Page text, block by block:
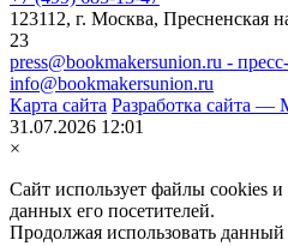
123112, г. Москва, Пресненская
23
press@bookmakersunion.ru -
info@bookmakersunion.ru
Карта сайта Разработка сайта —
31.07.2026 12:01
×
Сайт использует файлы cookies и
данных его посетителей.
Продолжая использовать